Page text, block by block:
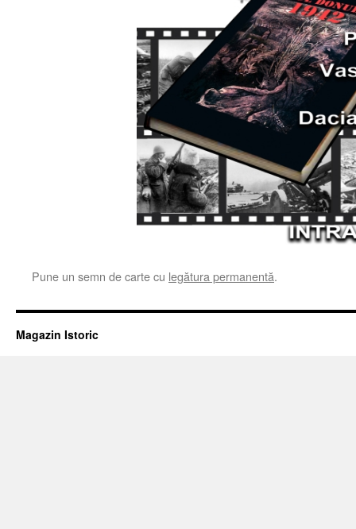
Pune un semn de carte cu legătura permanentă.
Magazin Istoric